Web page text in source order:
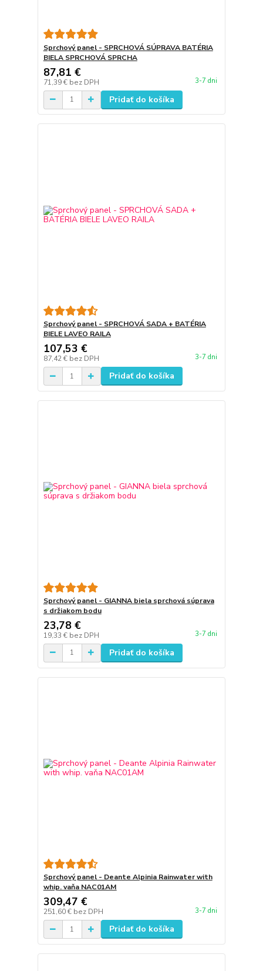
Sprchový panel - SPRCHOVÁ SÚPRAVA BATÉRIA
BIELA SPRCHOVÁ SPRCHA
87,81 €
71,39 € bez DPH 3-7 dni
Pridať do košíka
Sprchový panel - SPRCHOVÁ SADA + BATÉRIA
BIELE LAVEO RAILA
107,53 €
87,42 € bez DPH 3-7 dni
Pridať do košíka
Sprchový panel - GIANNA biela sprchová súprava
s držiakom bodu
23,78 €
19,33 € bez DPH 3-7 dni
Pridať do košíka
Sprchový panel - Deante Alpinia Rainwater with
whip. vaňa NAC01AM
309,47 €
251,60 € bez DPH 3-7 dni
Pridať do košíka